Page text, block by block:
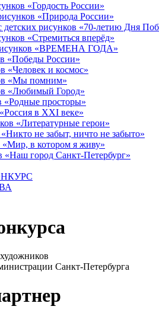
«Гордость России»
«Природа России»
рисунков «70-летию Дня
«Стремиться вперёд»
«ВРЕМЕНА ГОДА»
«Победы России»
«Человек и космос»
«Мы помним»
«Любимый Город»
«Родные просторы»
в XXI веке»
«Литературные герои»
не забыт, ничто не забыто»
«Мир, в котором я живу»
«Наш город Санкт-Петербург»
Санкт-Петербурга